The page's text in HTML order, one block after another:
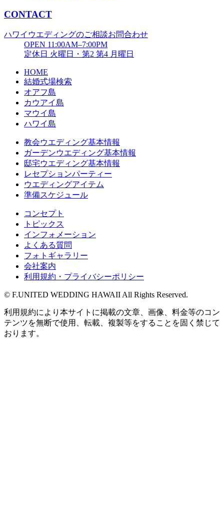
CONTACT
ハワイウエディングのご相談お問合わせ
OPEN 11:00AM–7:00PM
定休日 火曜日・第2 第4 月曜日
HOME
結婚式場検索
オアフ島
カウアイ島
マウイ島
ハワイ島
教会ウエディング基本情報
ガーデンウエディング基本情報
邸宅ウエディング基本情報
レセプションパーティー
ウエディングアイテム
準備スケジュール
コンセプト
トピックス
インフォメーション
よくある質問
フォトギャラリー
会社案内
利用規約・プライバシーポリシー
© F.UNITED WEDDING HAWAII All Rights Reserved.
利用規約により本サイトに掲載の文章、画像、料金等のコン
テンツを無断で使用、転載、複製等をすることを固く禁じて
おります。